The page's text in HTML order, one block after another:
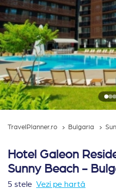
TravelPlanner.ro Bulgaria
Hotel Galeon
Sunny Beach -
5 stele Vezi pe hartă